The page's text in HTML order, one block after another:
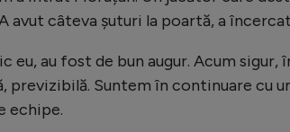
avut câteva șuturi la poartă, a
eu, au fost de bun augur. Acum
previzibilă. Suntem în continuare cu
echipe.